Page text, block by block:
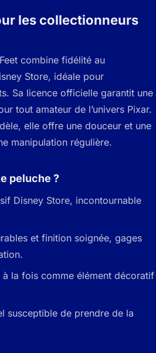
les collectionneurs
combine fidélité au
Store, idéale pour
Sa licence officielle garantit une
tout amateur de l’univers Pixar.
elle offre une douceur et une
manipulation régulière.
peluche ?
Disney Store, incontournable
et finition soignée, gages
la fois comme élément décoratif
susceptible de prendre de la